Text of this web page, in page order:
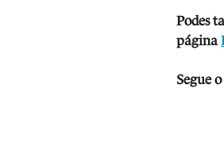
Podes
página
Segue